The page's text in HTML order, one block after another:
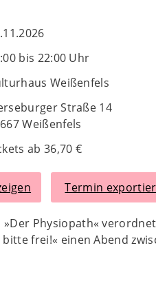
bis 22:00 Uhr
Weißenfels
Straße 14
Weißenfels
ab 36,70 €
Termin
Physiopath«
frei!« einen Abend